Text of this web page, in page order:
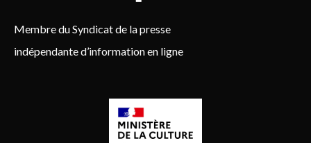
Membre du Syndicat de la presse
indépendante d’information en ligne